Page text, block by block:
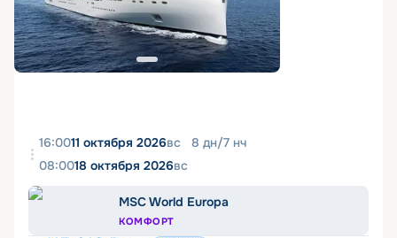
16:0011 октября 2026вс 8 дн/7 нч
08:0018 октября 2026вс
MSC World Europa
КОМФОРТ